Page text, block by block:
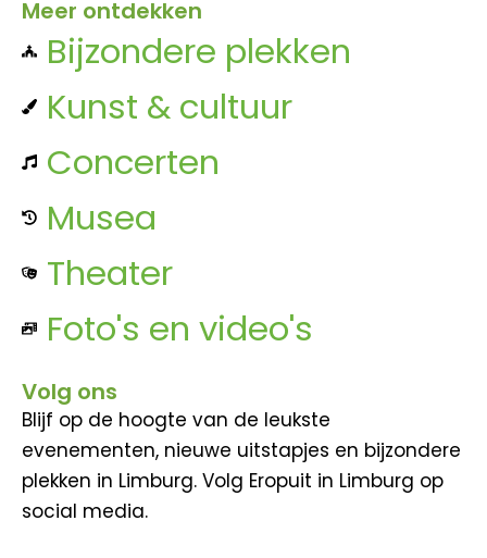
Meer ontdekken
Bijzondere plekken
Kunst & cultuur
Concerten
Musea
Theater
Foto's en video's
Volg ons
Blijf op de hoogte van de leukste
evenementen, nieuwe uitstapjes en bijzondere
plekken in Limburg. Volg Eropuit in Limburg op
social media.